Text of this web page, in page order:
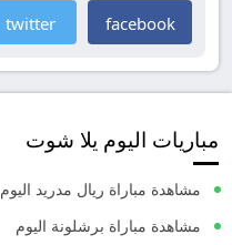
facebook
twitter
مباريات اليوم يلا شوت
مشاهدة مباراة ريال مدريد اليوم
مشاهدة مباراة برشلونة اليوم